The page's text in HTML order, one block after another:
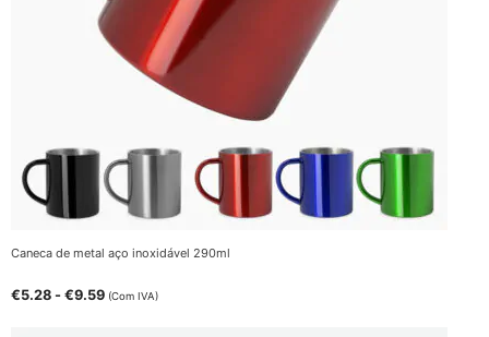
Caneca de metal aço inoxidável 290ml
€5.28 - €9.59 (Com IVA)